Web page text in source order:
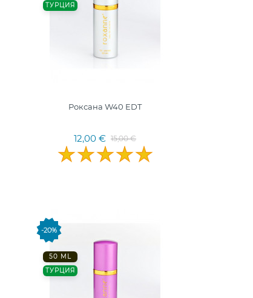
ТУРЦИЯ
Роксана W40 EDT
12,00 € 15,00 €
-20%
50 ML
ТУРЦИЯ